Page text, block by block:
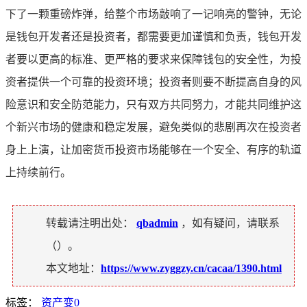
下了一颗重磅炸弹，给整个市场敲响了一记响亮的警钟，无论
是钱包开发者还是投资者，都需要更加谨慎和负责，钱包开发
者要以更高的标准、更严格的要求来保障钱包的安全性，为投
资者提供一个可靠的投资环境；投资者则要不断提高自身的风
险意识和安全防范能力，只有双方共同努力，才能共同维护这
个新兴市场的健康和稳定发展，避免类似的悲剧再次在投资者
身上上演，让加密货币投资市场能够在一个安全、有序的轨道
上持续前行。
转载请注明出处： qbadmin ，如有疑问，请联系
（）。
本文地址： https://www.zyggzy.cn/cacaa/1390.html
标签： 资产变0